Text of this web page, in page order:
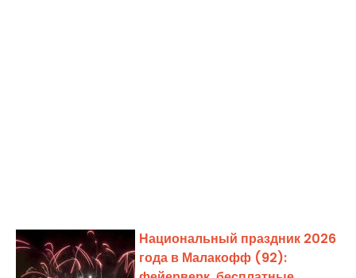
Национальный праздник 2026
года в Малакофф (92):